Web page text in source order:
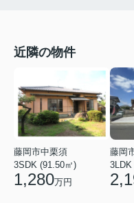
近隣の物件
藤岡市中栗須
3SDK (91.50㎡)
1,280万円
藤岡
3LDK